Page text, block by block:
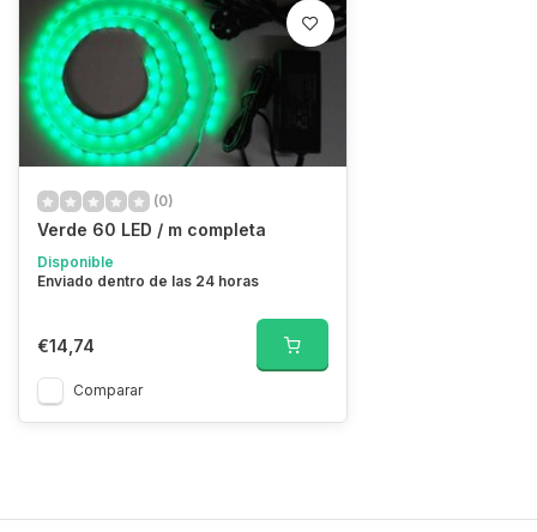
(0)
Verde 60 LED / m completa
Disponible
Enviado dentro de las 24 horas
€14,74
Comparar